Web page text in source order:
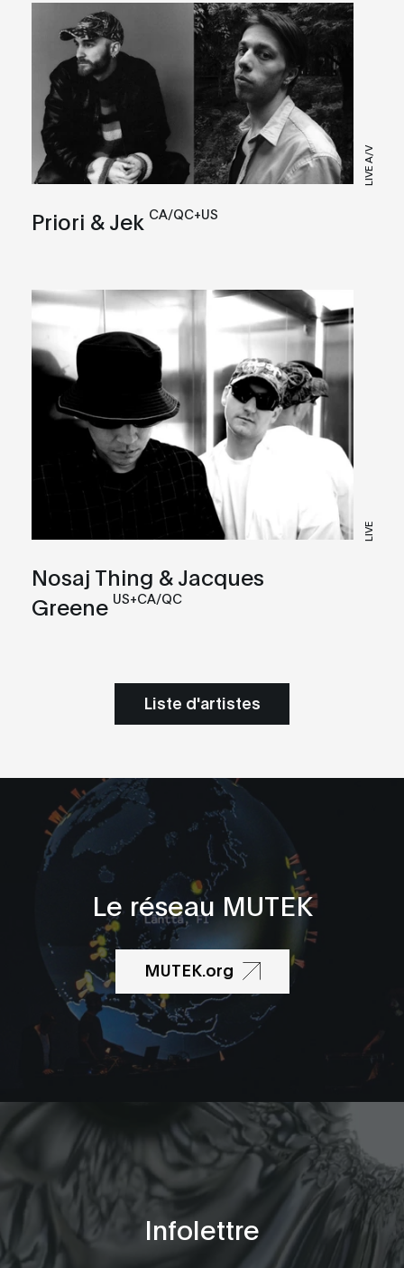
LIVE A/V
Priori & Jek CA/QC+US
LIVE
Nosaj Thing & Jacques
Greene US+CA/QC
Liste d'artistes
Le réseau MUTEK
MUTEK.org
Infolettre